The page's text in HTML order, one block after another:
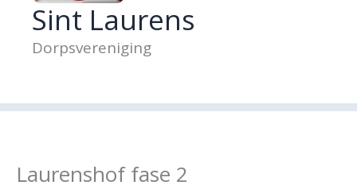
Sint Laurens
Dorpsvereniging
Laurenshof fase 2